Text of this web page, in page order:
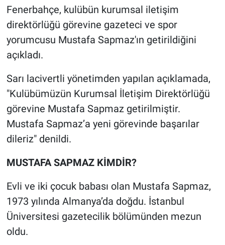
Fenerbahçe, kulübün kurumsal iletişim
direktörlüğü görevine gazeteci ve spor
yorumcusu Mustafa Sapmaz'ın getirildiğini
açıkladı.
Sarı lacivertli yönetimden yapılan açıklamada,
"Kulübümüzün Kurumsal İletişim Direktörlüğü
görevine Mustafa Sapmaz getirilmiştir.
Mustafa Sapmaz’a yeni görevinde başarılar
dileriz" denildi.
MUSTAFA SAPMAZ KİMDİR?
Evli ve iki çocuk babası olan Mustafa Sapmaz,
1973 yılında Almanya’da doğdu. İstanbul
Üniversitesi gazetecilik bölümünden mezun
oldu.
Gündem Özel
Günün görüntüsü
Haber
İlan
Kimdir
Ne demişti